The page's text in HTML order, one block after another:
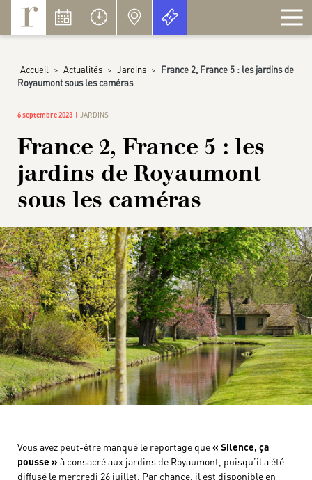
Accueil > Actualités > Jardins > France 2, France 5 : les jardins de
Royaumont sous les caméras
6 septembre 2023 JARDINS
France 2, France 5 : les
jardins de Royaumont
sous les caméras
Vous avez peut-être manqué le reportage que« Silence, ça
pousse » à consacré aux jardins de Royaumont, puisqu’il a été
diffusé le mercredi 26 juillet. Par chance, il est disponible en
Panneau de gestion des cookies